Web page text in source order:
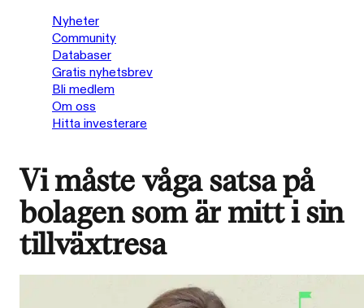
Nyheter
Community
Databaser
Gratis nyhetsbrev
Bli medlem
Om oss
Hitta investerare
Vi måste våga satsa på
bolagen som är mitt i sin
tillväxtresa